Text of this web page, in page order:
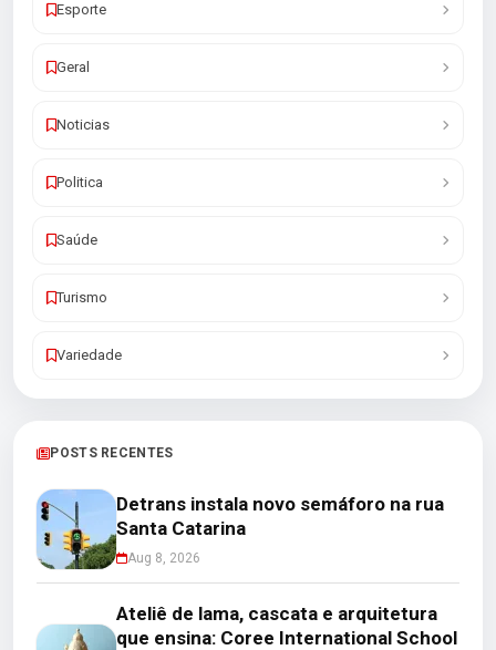
Esporte
Geral
Noticias
Politica
Saúde
Turismo
Variedade
POSTS RECENTES
Detrans instala novo semáforo na rua
Santa Catarina
Aug 8, 2026
Ateliê de lama, cascata e arquitetura
que ensina: Coree International School